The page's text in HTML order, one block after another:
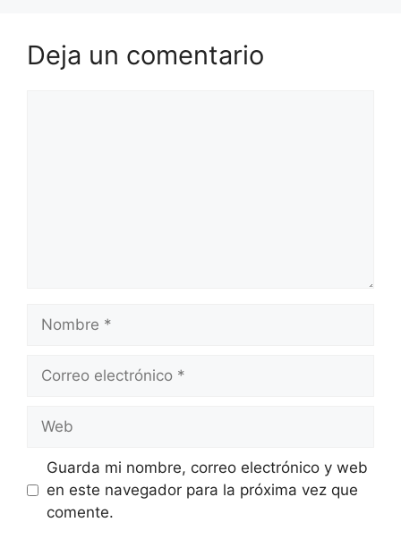
Deja un comentario
Nombre
Correo
Web
Guarda mi nombre, correo electrónico y web
en este navegador para la próxima vez que
comente.